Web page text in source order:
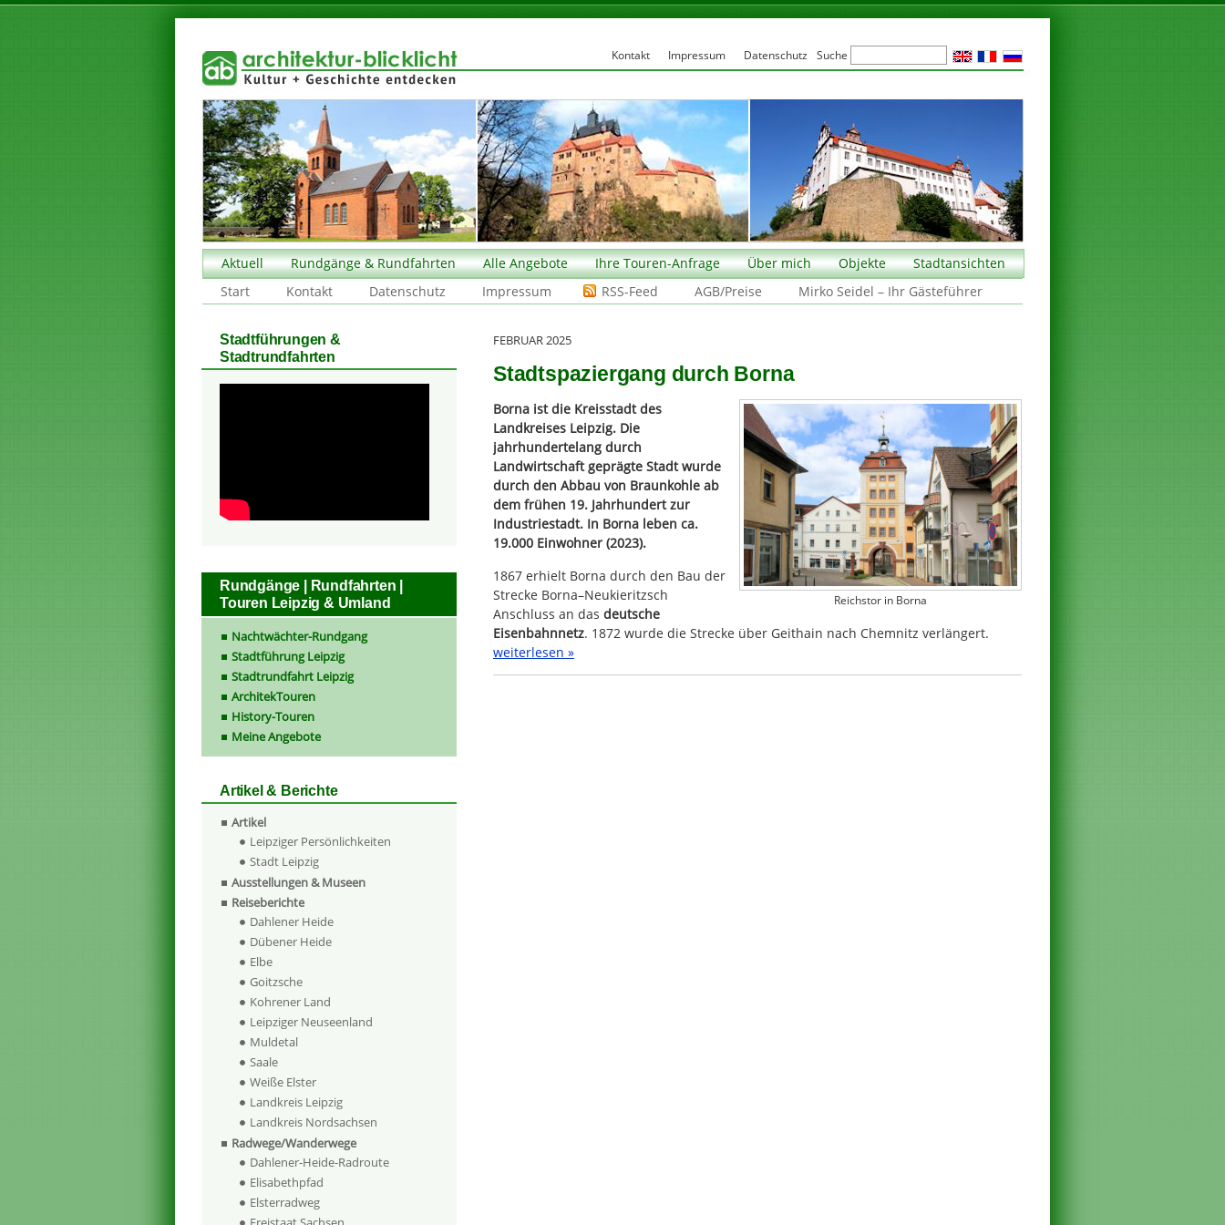
Aktuell Rundgänge & Rundfahrten Alle Angebote Ihre Touren-Anfrage Über mich Objekte
Stadtansichten
Start
Kontakt Datenschutz Impressum RSS-Feed AGB/Preise Mirko Seidel – Ihr Gästeführer
FEBRUAR 2025
Stadtspaziergang durch Borna
Reichstor in Borna
Borna ist die Kreisstadt des
Landkreises Leipzig. Die
jahrhundertelang durch
Landwirtschaft geprägte Stadt wurde
durch den Abbau von Braunkohle ab
dem frühen 19. Jahrhundert zur
Industriestadt. In Borna leben ca.
19.000 Einwohner (2023).
1867 erhielt Borna durch den Bau der
Strecke Borna–Neukieritzsch
Anschluss an das deutsche
Eisenbahnnetz. 1872 wurde die Strecke über Geithain nach Chemnitz verlängert.
weiterlesen »
Stadtführungen &
Stadtrundfahrten
Rundgänge | Rundfahrten |
Touren Leipzig & Umland
Nachtwächter-Rundgang
Stadtführung Leipzig
Stadtrundfahrt Leipzig
ArchitekTouren
History-Touren
Meine Angebote
Artikel & Berichte
Artikel
Leipziger Persönlichkeiten
Stadt Leipzig
Ausstellungen & Museen
Reiseberichte
Dahlener Heide
Dübener Heide
Elbe
Goitzsche
Kohrener Land
Leipziger Neuseenland
Muldetal
Saale
Weiße Elster
Landkreis Leipzig
Landkreis Nordsachsen
Radwege/Wanderwege
Dahlener-Heide-Radroute
Elisabethpfad
Elsterradweg
Kontakt Impressum Datenschutz Suche